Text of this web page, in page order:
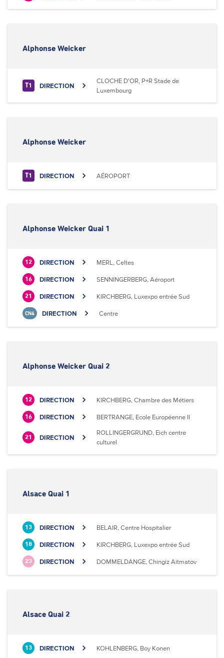
Alphonse Weicker
T1 DIRECTION
CLOCHE D'OR, P+R Stade de
Luxembourg
Alphonse Weicker
T1 DIRECTION AÉROPORT
Alphonse Weicker Quai 1
12 DIRECTION MERL, Celtes
16 DIRECTION SENNINGERBERG, Aéroport
21 DIRECTION KIRCHBERG, Luxexpo entrée Sud
CN4 DIRECTION Centre
Alphonse Weicker Quai 2
12 DIRECTION KIRCHBERG, Chambre des Métiers
16 DIRECTION BERTRANGE, Ecole Européenne II
21 DIRECTION
ROLLINGERGRUND, Eich centre
culturel
Alsace Quai 1
13 DIRECTION BELAIR, Centre Hospitalier
18 DIRECTION KIRCHBERG, Luxexpo entrée Sud
23 DIRECTION DOMMELDANGE, Chingiz Aitmatov
Alsace Quai 2
13 DIRECTION KOHLENBERG, Boy Konen